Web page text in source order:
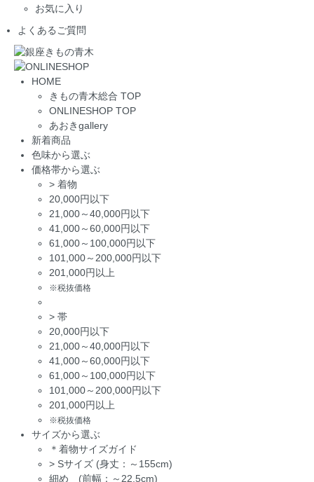
お気に入り
よくあるご質問
HOME
きもの青木総合 TOP
ONLINESHOP TOP
あおきgallery
新着商品
色味から選ぶ
価格帯から選ぶ
> 着物
20,000円以下
21,000～40,000円以下
41,000～60,000円以下
61,000～100,000円以下
101,000～200,000円以下
201,000円以上
※税抜価格
> 帯
20,000円以下
21,000～40,000円以下
41,000～60,000円以下
61,000～100,000円以下
101,000～200,000円以下
201,000円以上
※税抜価格
サイズから選ぶ
＊着物サイズガイド
> Sサイズ (身丈：～155cm)
細め (前幅：～22.5cm)